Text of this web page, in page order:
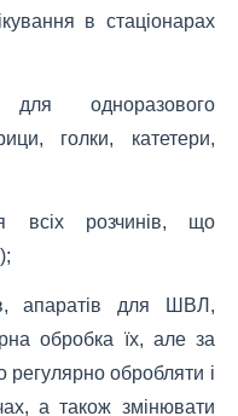
в стаціонарах
для одноразового
голки, катетери,
всіх розчинів, що
апаратів для ШВЛ,
обробка їх, але за
регулярно обробляти і
а також змінювати